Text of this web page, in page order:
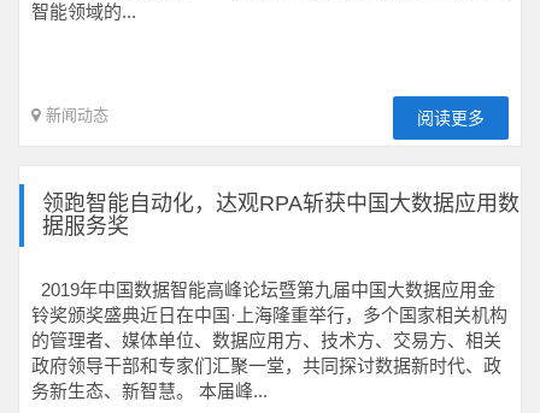
智能领域的...
新闻动态 阅读更多
领跑智能自动化，达观RPA斩获中国大数据应用数
据服务奖
2019年中国数据智能高峰论坛暨第九届中国大数据应用金
铃奖颁奖盛典近日在中国·上海隆重举行，多个国家相关机构
的管理者、媒体单位、数据应用方、技术方、交易方、相关
政府领导干部和专家们汇聚一堂，共同探讨数据新时代、政
务新生态、新智慧。 本届峰...